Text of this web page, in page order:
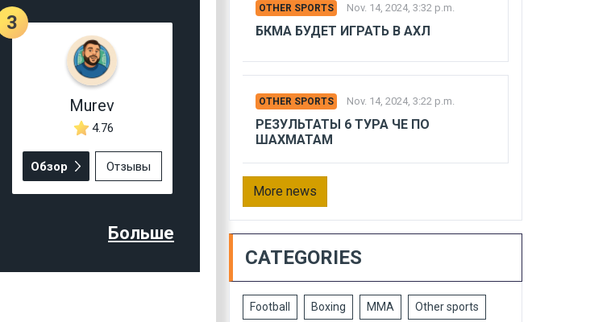
3
Murev
4.76
Обзор Отзывы
Больше
OTHER SPORTS Nov. 14, 2024, 3:32 p.m.
БКМА БУДЕТ ИГРАТЬ В АХЛ
OTHER SPORTS Nov. 14, 2024, 3:22 p.m.
РЕЗУЛЬТАТЫ 6 ТУРА ЧЕ ПО
ШАХМАТАМ
More news
CATEGORIES
Football Boxing MMA Other sports